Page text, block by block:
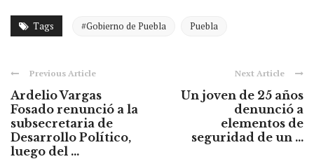
Tags #Gobierno de Puebla Puebla
Previous Article
Ardelio Vargas
Fosado renunció a la
subsecretaria de
Desarrollo Político,
luego del ...
Next Article
Un joven de 25 años
denunció a
elementos de
seguridad de un ...